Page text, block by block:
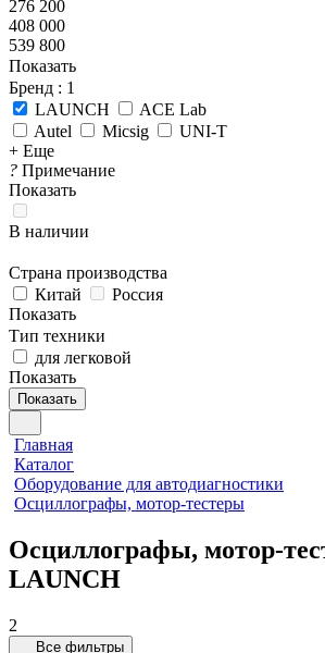
276 200
408 000
539 800
Показать
Бренд : 1
LAUNCH
ACE Lab
Autel
Micsig
UNI-T
+ Еще
? Примечание
Показать
В наличии
Страна производства
Китай
Россия
Показать
Тип техники
для легковой
Показать
Показать
Главная
Каталог
Оборудование для автодиагностики
Осциллографы, мотор-тестеры
Осциллографы, мотор-
LAUNCH
2
Все фильтры